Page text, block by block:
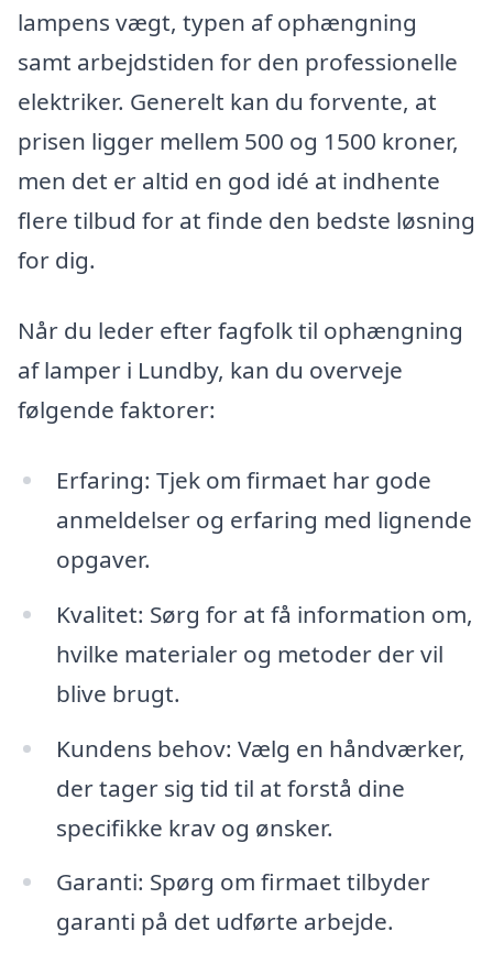
lampens vægt, typen af ophængning
samt arbejdstiden for den professionelle
elektriker. Generelt kan du forvente, at
prisen ligger mellem 500 og 1500 kroner,
men det er altid en god idé at indhente
flere tilbud for at finde den bedste løsning
for dig.
Når du leder efter fagfolk til ophængning
af lamper i Lundby, kan du overveje
følgende faktorer:
Erfaring: Tjek om firmaet har gode
anmeldelser og erfaring med lignende
opgaver.
Kvalitet: Sørg for at få information om,
hvilke materialer og metoder der vil
blive brugt.
Kundens behov: Vælg en håndværker,
der tager sig tid til at forstå dine
specifikke krav og ønsker.
Garanti: Spørg om firmaet tilbyder
garanti på det udførte arbejde.